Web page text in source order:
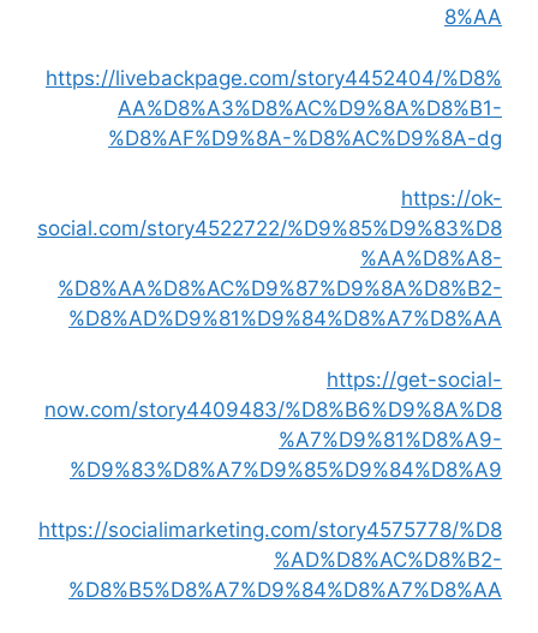
8%AA
https://livebackpage.com/story4452404/%D8%
AA%D8%A3%D8%AC%D9%8A%D8%B1-
%D8%AF%D9%8A-%D8%AC%D9%8A-dg
https://ok-
social.com/story4522722/%D9%85%D9%83%D8
%AA%D8%A8-
%D8%AA%D8%AC%D9%87%D9%8A%D8%B2-
%D8%AD%D9%81%D9%84%D8%A7%D8%AA
https://get-social-
now.com/story4409483/%D8%B6%D9%8A%D8
%A7%D9%81%D8%A9-
%D9%83%D8%A7%D9%85%D9%84%D8%A9
https://socialimarketing.com/story4575778/%D8
%AD%D8%AC%D8%B2-
%D8%B5%D8%A7%D9%84%D8%A7%D8%AA